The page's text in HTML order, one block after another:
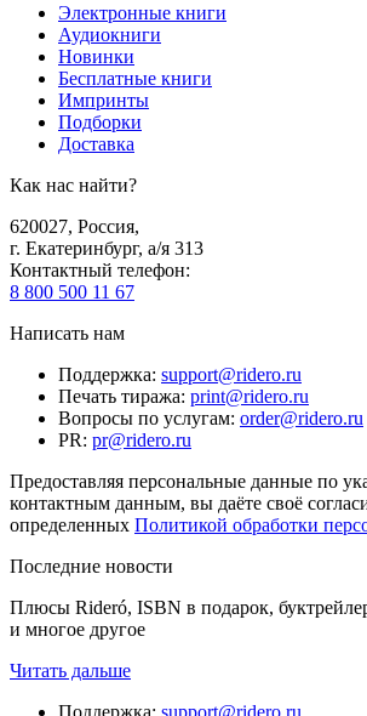
Электронные книги
Аудиокниги
Новинки
Бесплатные книги
Импринты
Подборки
Доставка
Как нас найти?
620027, Россия,
г. Екатеринбург, а/я 313
Контактный телефон:
8 800 500 11 67
Написать нам
Поддержка: support@ridero.ru
Печать тиража: print@ridero.ru
Вопросы по услугам: order@ridero.ru
PR: pr@ridero.ru
Предоставляя персональные данные по
контактным данным, вы даёте своё
определенных Политикой обработки
Последние новости
Плюсы Rideró, ISBN в подарок,
и многое другое
Читать дальше
Поддержка: support@ridero.ru